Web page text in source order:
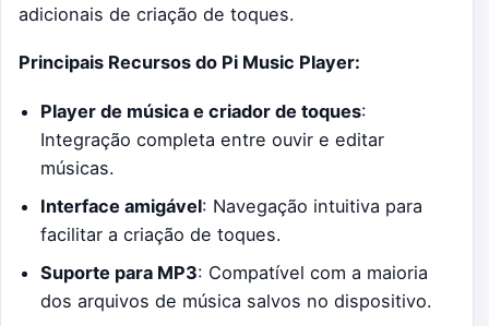
adicionais de criação de toques.
Principais Recursos do Pi Music Player:
Player de música e criador de toques:
Integração completa entre ouvir e editar
músicas.
Interface amigável: Navegação intuitiva para
facilitar a criação de toques.
Suporte para MP3: Compatível com a maioria
dos arquivos de música salvos no dispositivo.